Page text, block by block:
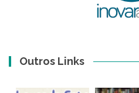
Outros Links